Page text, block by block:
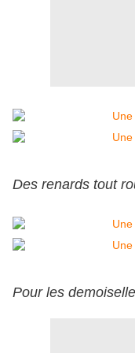
Des renards tout
Pour les